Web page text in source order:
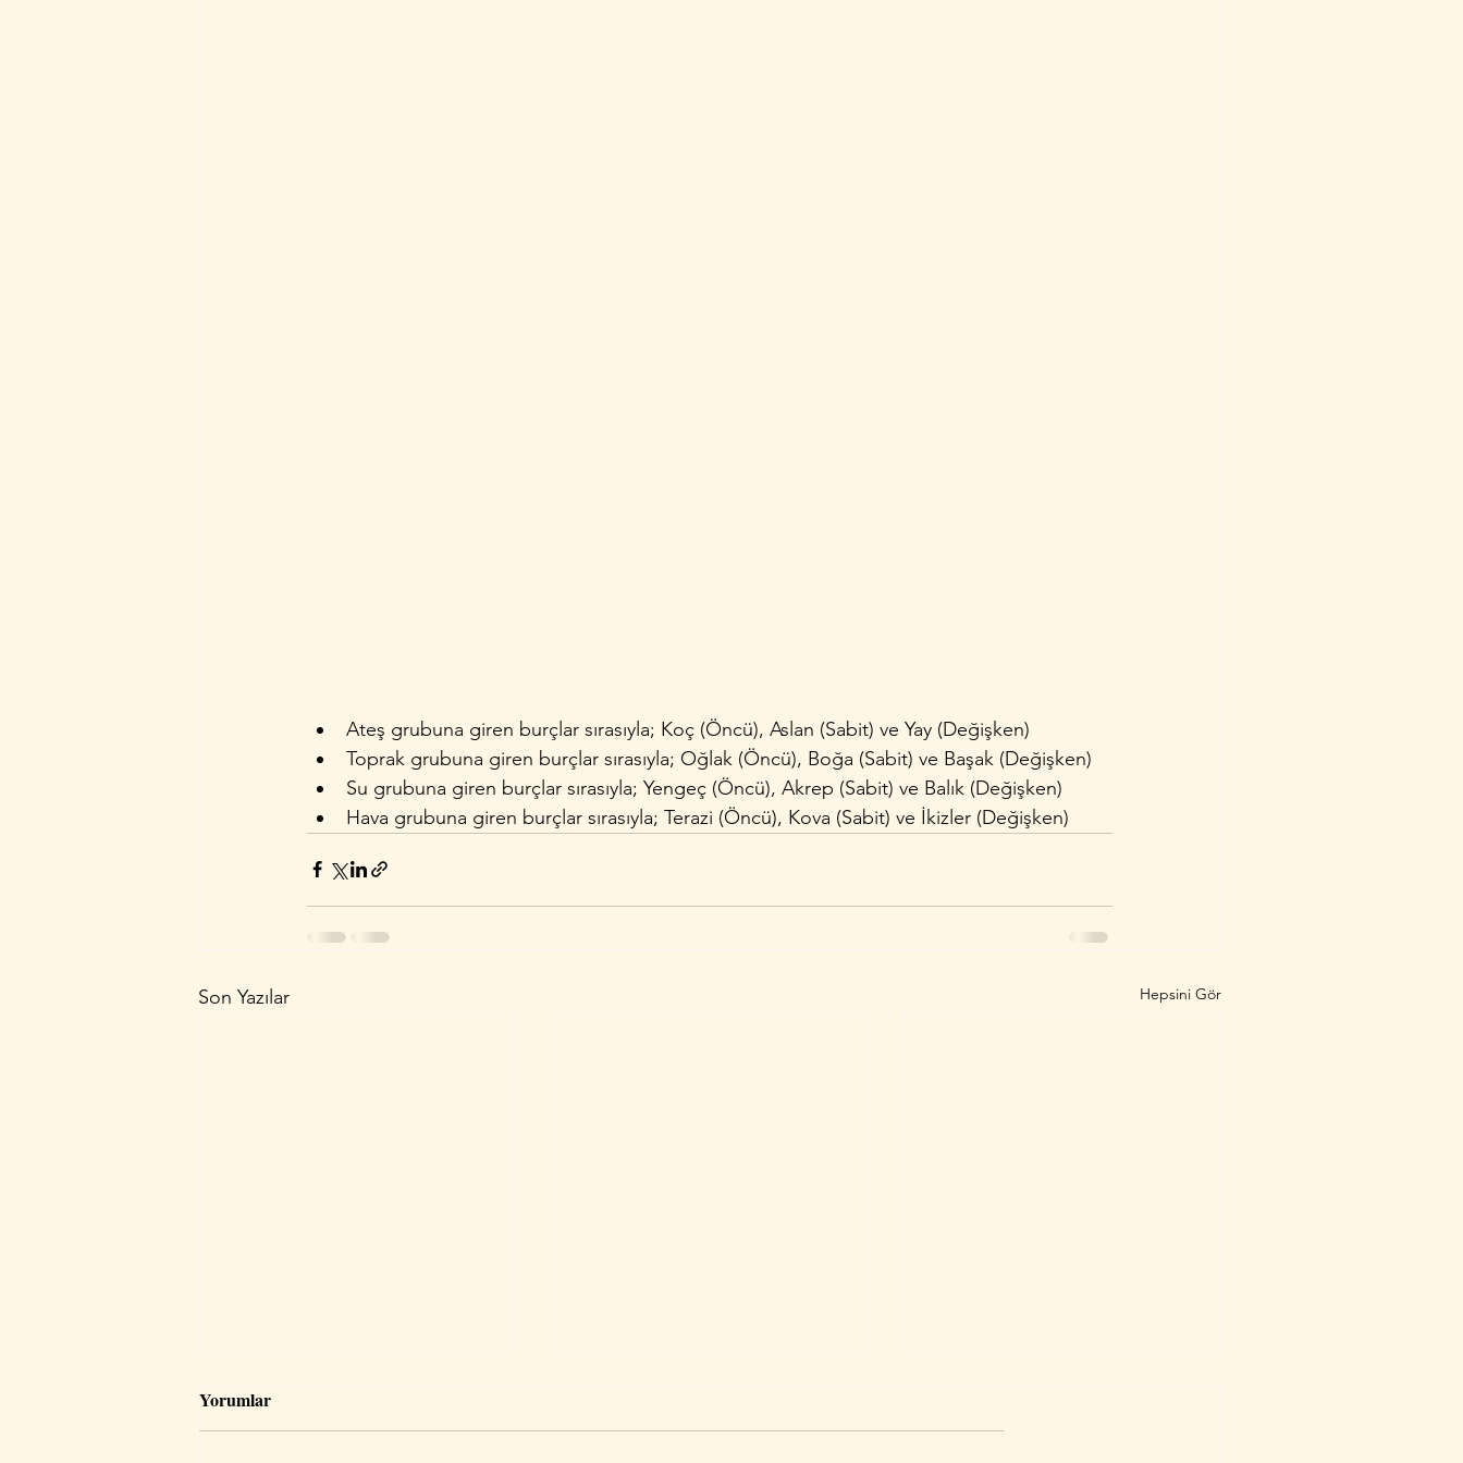
Ateş grubuna giren burçlar sırasıyla; Koç (Öncü), Aslan (Sabit) ve Yay (Değişken)
Toprak grubuna giren burçlar sırasıyla; Oğlak (Öncü), Boğa (Sabit) ve Başak (Değişken)
Su grubuna giren burçlar sırasıyla; Yengeç (Öncü), Akrep (Sabit) ve Balık (Değişken)
Hava grubuna giren burçlar sırasıyla; Terazi (Öncü), Kova (Sabit) ve İkizler (Değişken)
Son Yazılar Hepsini Gör
Yorumlar